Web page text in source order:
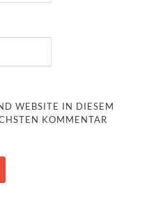
WEBSITE IN DIESEM
KOMMENTAR